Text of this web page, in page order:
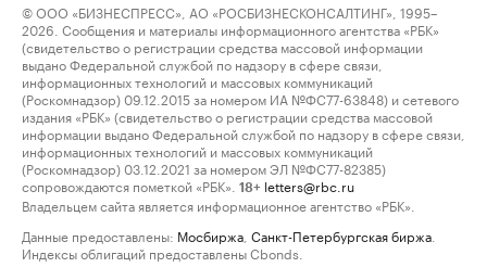
© ООО «БИЗНЕСПРЕСС», АО «РОСБИЗНЕСКОНСАЛТИНГ», 1995–
2026. Сообщения и материалы информационного агентства «РБК»
(свидетельство о регистрации средства массовой информации
выдано Федеральной службой по надзору в сфере связи,
информационных технологий и массовых коммуникаций
(Роскомнадзор) 09.12.2015 за номером ИА №ФС77-63848) и сетевого
издания «РБК» (свидетельство о регистрации средства массовой
информации выдано Федеральной службой по надзору в сфере связи,
информационных технологий и массовых коммуникаций
(Роскомнадзор) 03.12.2021 за номером ЭЛ №ФС77-82385)
сопровождаются пометкой «РБК».
18+ letters@rbc.ru
Владельцем сайта является информационное агентство «РБК».
Данные предоставлены: Мосбиржа Санкт-Петербургская биржа
Индексы облигаций предоставлены Cbonds.